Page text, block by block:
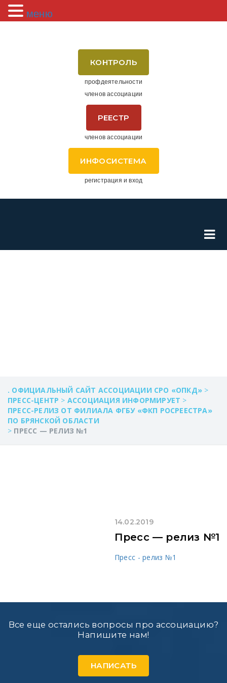
КОНТРОЛЬ
профдеятельности
членов ассоциации
РЕЕСТР
членов ассоциации
ИНФОСИСТЕМА
регистрация и вход
. ОФИЦИАЛЬНЫЙ САЙТ АССОЦИАЦИИ СРО «ОПКД» >
ПРЕСС-ЦЕНТР > АССОЦИАЦИЯ ИНФОРМИРУЕТ >
ПРЕСС-РЕЛИЗ ОТ ФИЛИАЛА ФГБУ «ФКП РОСРЕЕСТРА»
ПО БРЯНСКОЙ ОБЛАСТИ
> ПРЕСС — РЕЛИЗ №1
14.02.2019
Пресс — релиз №1
Пресс - релиз №1
Все еще остались вопросы про ассоциацию?
Напишите нам!
НАПИСАТЬ
меню